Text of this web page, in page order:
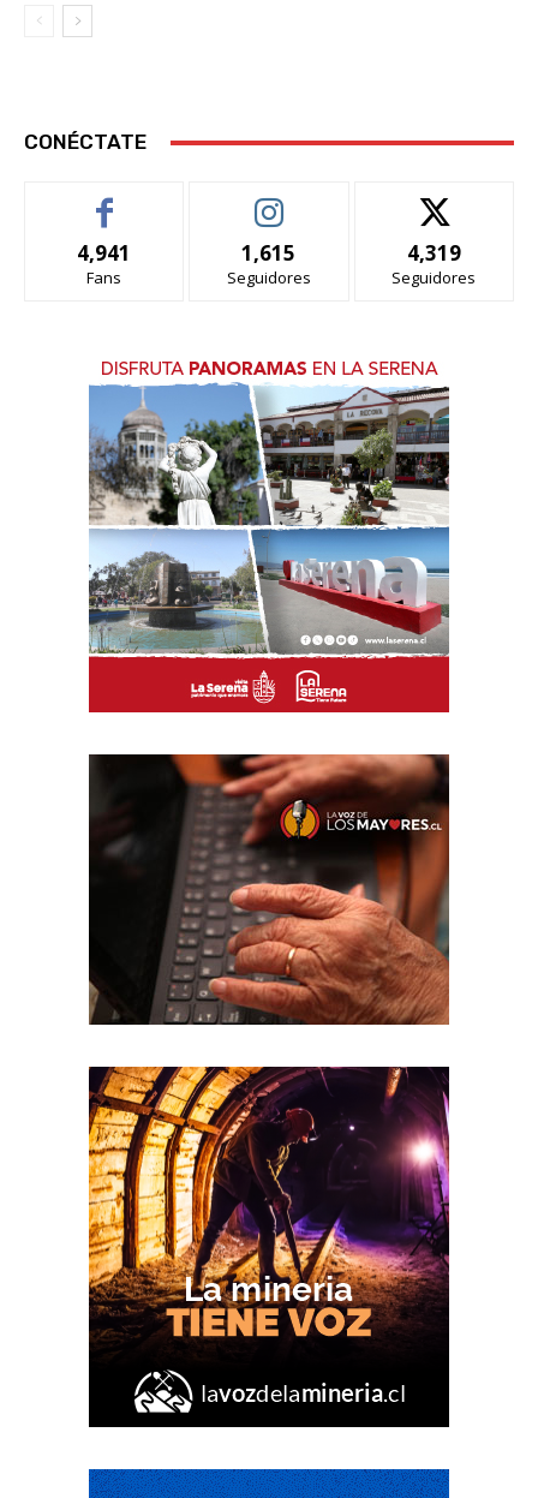
CONÉCTATE
4,941
Fans
1,615
Seguidores
4,319
Seguidores